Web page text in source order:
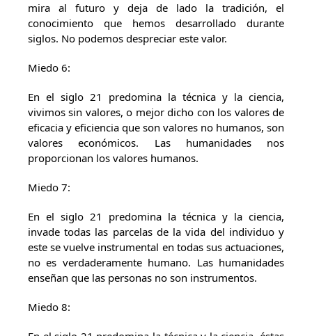
mira al futuro y deja de lado la tradición, el
conocimiento que hemos desarrollado durante
siglos. No podemos despreciar este valor.
Miedo 6:
En el siglo 21 predomina la técnica y la ciencia,
vivimos sin valores, o mejor dicho con los valores de
eficacia y eficiencia que son valores no humanos, son
valores económicos. Las humanidades nos
proporcionan los valores humanos.
Miedo 7:
En el siglo 21 predomina la técnica y la ciencia,
invade todas las parcelas de la vida del individuo y
este se vuelve instrumental en todas sus actuaciones,
no es verdaderamente humano. Las humanidades
enseñan que las personas no son instrumentos.
Miedo 8: